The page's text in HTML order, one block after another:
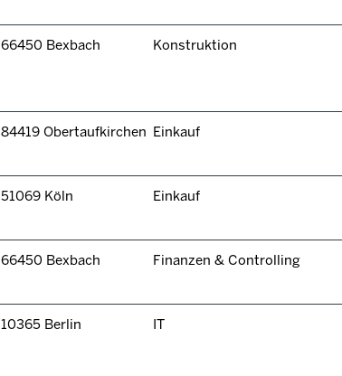
66450 Bexbach Konstruktion
84419 Obertaufkirchen Einkauf
51069 Köln Einkauf
66450 Bexbach Finanzen & Controlling
10365 Berlin IT